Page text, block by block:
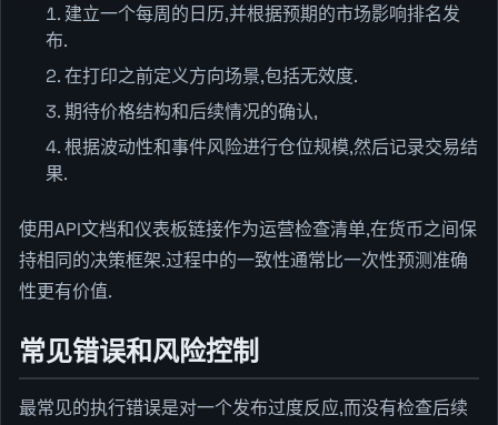
建立一个每周的日历,并根据预期的市场影响排名发
布.
在打印之前定义方向场景,包括无效度.
期待价格结构和后续情况的确认,
根据波动性和事件风险进行仓位规模,然后记录交易结
果.
使用API文档和仪表板链接作为运营检查清单,在货币之间保
持相同的决策框架.过程中的一致性通常比一次性预测准确
性更有价值.
常见错误和风险控制
最常见的执行错误是对一个发布过度反应,而没有检查后续